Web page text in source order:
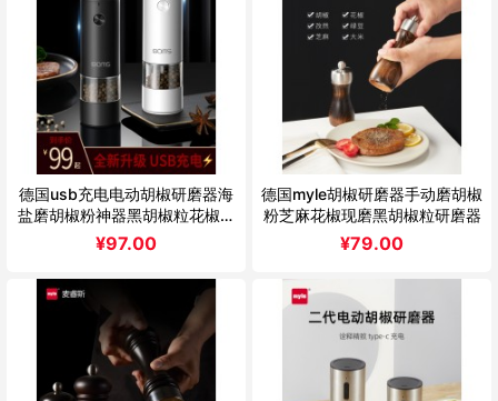
德国usb充电电动胡椒研磨器海
盐磨胡椒粉神器黑胡椒粒花椒研
磨瓶
¥97.00
德国myle胡椒研磨器手动磨胡椒
粉芝麻花椒现磨黑胡椒粒研磨器
¥79.00